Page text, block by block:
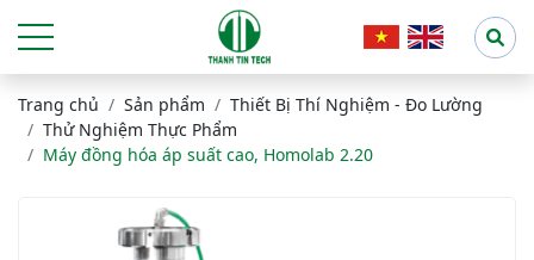
Trang chủ Sản phẩm
Thiết Bị Thí Nghiệm - Đo Lường
Thử Nghiệm Thực Phẩm
Máy đồng hóa áp suất cao, Homolab 2.20